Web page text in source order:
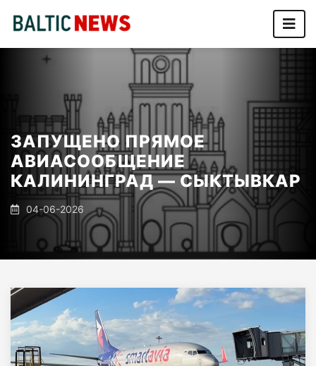
ЗАПУЩЕНО ПРЯМОЕ
АВИАСООБЩЕНИЕ
КАЛИНИНГРАД — СЫКТЫВКАР
04-06-2026